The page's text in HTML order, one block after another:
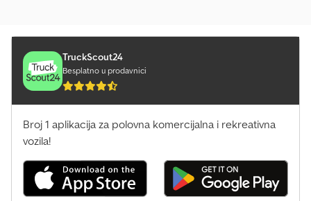
TruckScout24
Besplatno u prodavnici
Broj 1 aplikacija za polovna komercijalna i rekreativna
vozila!